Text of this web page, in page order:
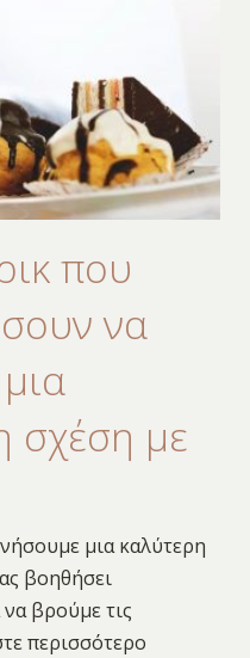
που
να
σχέση με
μια καλύτερη
βοηθήσει
βρούμε τις
περισσότερο